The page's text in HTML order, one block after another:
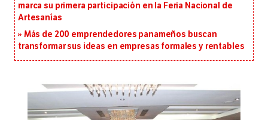
marca su primera participación en la Feria Nacional de
Artesanías
Más de 200 emprendedores panameños buscan
transformar sus ideas en empresas formales y rentables